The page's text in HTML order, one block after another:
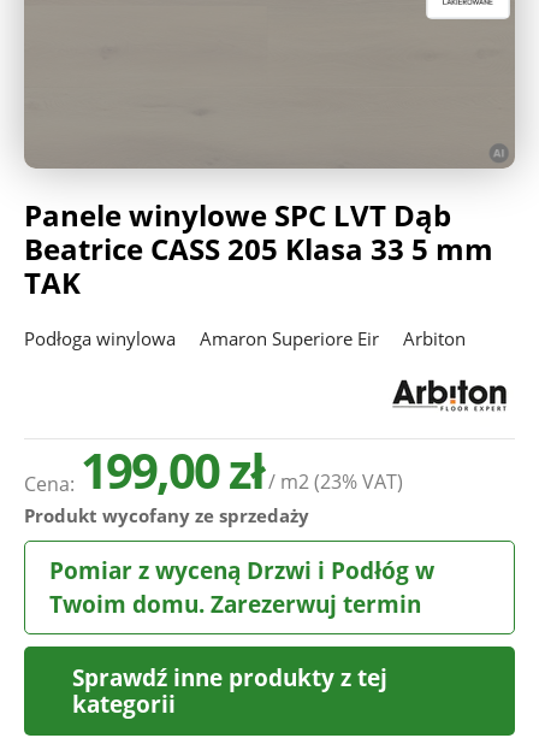
Panele winylowe SPC LVT Dąb
Beatrice CASS 205 Klasa 33 5 mm
TAK
Podłoga winylowa Amaron Superiore Eir Arbiton
Cena: 199,00 zł/ m2(23% VAT)
Produkt wycofany ze sprzedaży
Pomiar z wyceną Drzwi i Podłóg w
Twoim domu. Zarezerwuj termin
Sprawdź inne produkty z tej
kategorii